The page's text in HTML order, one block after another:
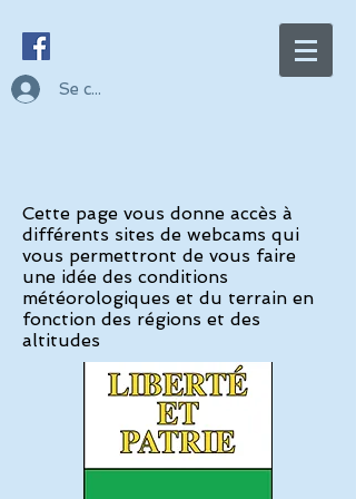
Se connecter
Cette page vous donne accès à
différents sites de webcams qui
vous permettront de vous faire
une idée des conditions
météorologiques et du terrain en
fonction des régions et des
altitudes